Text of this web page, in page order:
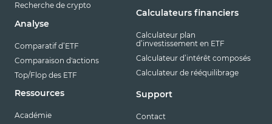
Recherche de crypto
Analyse
Comparatif d’ETF
Comparaison d'actions
Top/Flop des ETF
Ressources
Académie
Calculateurs financiers
Calculateur plan
d’investissement en ETF
Calculateur d’intérêt composés
Calculateur de rééquilibrage
Support
Contact